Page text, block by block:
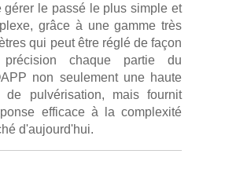
gérer le passé le plus simple et
grâce à une gamme très
qui peut être réglé de façon
chaque partie du
non seulement une haute
de pulvérisation, mais fournit
efficace à la complexité
d'aujourd'hui.